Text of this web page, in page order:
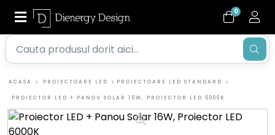
0
ACASA PROIECTOARE LED PROIECTOARE LED STANDARD
PROIECTOR LED + PANOU SOLAR 16W, PROIECTOR LED 6000K